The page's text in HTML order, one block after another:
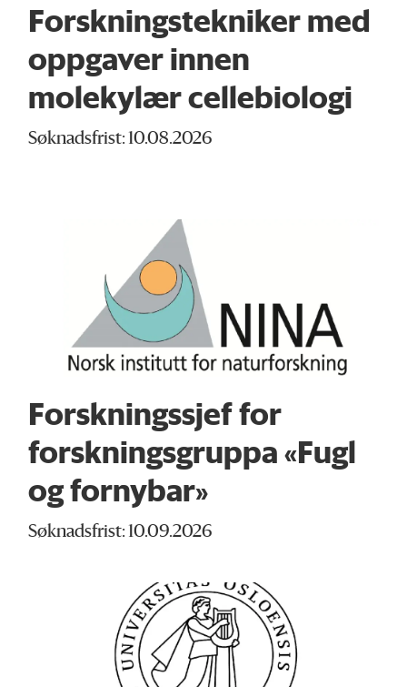
Forskningstekniker med
oppgaver innen
molekylær cellebiologi
Søknadsfrist: 10.08.2026
Forskningssjef for
forskningsgruppa «Fugl
og fornybar»
Søknadsfrist: 10.09.2026